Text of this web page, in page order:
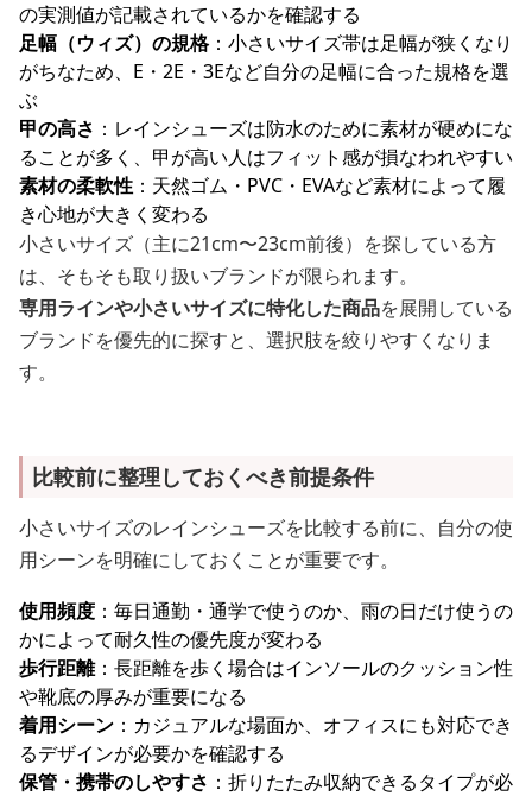
の実測値が記載されているかを確認する
足幅（ウィズ）の規格：小さいサイズ帯は足幅が狭くなり
がちなため、E・2E・3Eなど自分の足幅に合った規格を選
ぶ
甲の高さ ：レインシューズは防水のために素材が硬めにな
ることが多く、甲が高い人はフィット感が損なわれやすい
素材の柔軟性 ：天然ゴム・PVC・EVAなど素材によって履
き心地が大きく変わる
小さいサイズ（主に21cm〜23cm前後）を探している方
は、そもそも取り扱いブランドが限られます。
専用ラインや小さいサイズに特化した商品を展開している
ブランドを優先的に探すと、選択肢を絞りやすくなりま
す。
比較前に整理しておくべき前提条件
小さいサイズのレインシューズを比較する前に、自分の使
用シーンを明確にしておくことが重要です。
使用頻度 ：毎日通勤・通学で使うのか、雨の日だけ使うの
かによって耐久性の優先度が変わる
歩行距離：長距離を歩く場合はインソールのクッション性
や靴底の厚みが重要になる
着用シーン ：カジュアルな場面か、オフィスにも対応でき
るデザインが必要かを確認する
保管・携帯のしやすさ ：折りたたみ収納できるタイプが必